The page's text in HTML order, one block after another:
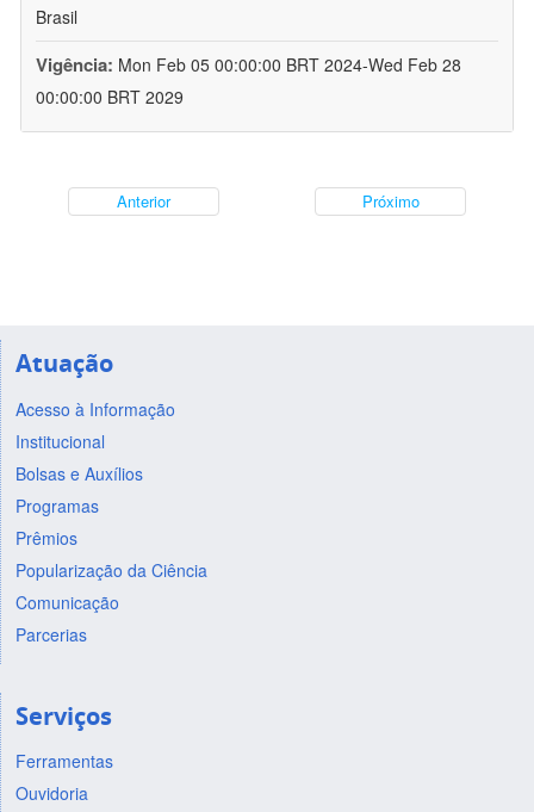
Brasil
Vigência: Mon Feb 05 00:00:00 BRT 2024-Wed Feb 28
00:00:00 BRT 2029
Anterior Próximo
Atuação
Acesso à Informação
Institucional
Bolsas e Auxílios
Programas
Prêmios
Popularização da Ciência
Comunicação
Parcerias
Serviços
Ferramentas
Ouvidoria